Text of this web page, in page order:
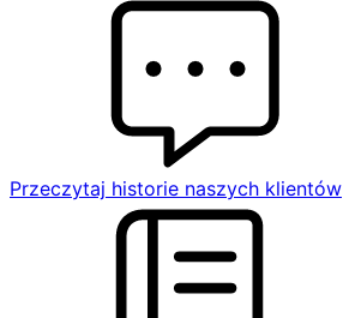
Przeczytaj historie naszych klientów